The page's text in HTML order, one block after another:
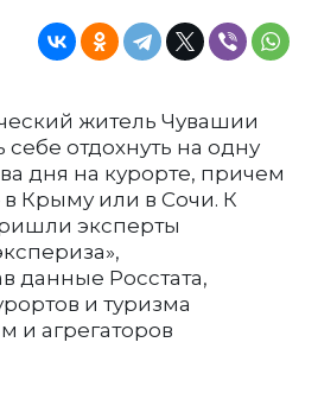
житель Чувашии
отдохнуть на одну
дня на курорте, причем
Крыму или в Сочи. К
эксперты
данные Росстата,
и туризма
и агрегаторов